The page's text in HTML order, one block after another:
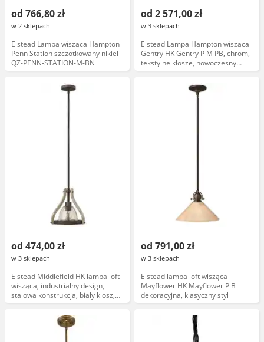
od 766,80 zł
w 2 sklepach
Elstead Lampa wisząca Hampton
Penn Station szczotkowany nikiel
QZ-PENN-STATION-M-BN
od 2 571,00 zł
w 3 sklepach
Elstead Lampa Hampton wisząca
Gentry HK Gentry P M PB, chrom,
tekstylne klosze, nowoczesny
design
od 474,00 zł
w 3 sklepach
Elstead Middlefield HK lampa loft
wisząca, industrialny design,
stalowa konstrukcja, biały klosz,
długość 60 cm
od 791,00 zł
w 3 sklepach
Elstead lampa loft wisząca
Mayflower HK Mayflower P B
dekoracyjna, klasyczny styl